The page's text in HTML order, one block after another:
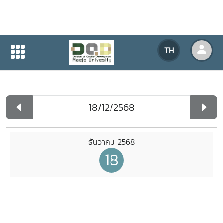
TH
ปฏิทินกิจกรรมของหน่วยงาน
ปฏิทินกิจกรรมของหน่วยงาน
ธันวาคม 2568
18